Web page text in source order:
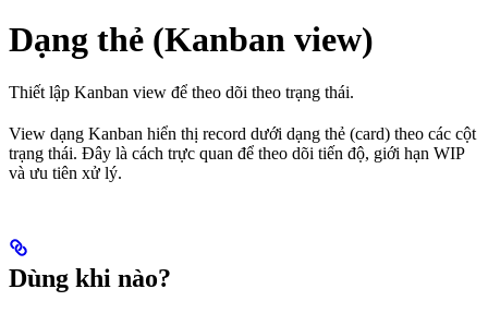
Dạng thẻ (Kanban view)
Thiết lập Kanban view để theo dõi theo trạng thái.
View dạng Kanban hiển thị record dưới dạng thẻ (card) theo các cột
trạng thái. Đây là cách trực quan để theo dõi tiến độ, giới hạn WIP
và ưu tiên xử lý.
Dùng khi nào?